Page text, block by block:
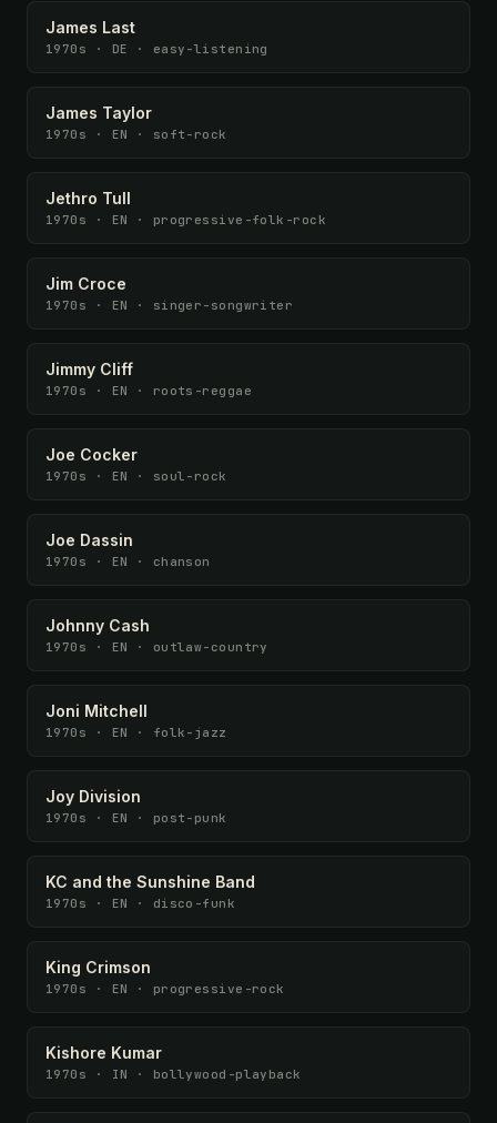
James Last
1970s · DE · easy-listening
James Taylor
1970s · EN · soft-rock
Jethro Tull
1970s · EN · progressive-folk-rock
Jim Croce
1970s · EN · singer-songwriter
Jimmy Cliff
1970s · EN · roots-reggae
Joe Cocker
1970s · EN · soul-rock
Joe Dassin
1970s · EN · chanson
Johnny Cash
1970s · EN · outlaw-country
Joni Mitchell
1970s · EN · folk-jazz
Joy Division
1970s · EN · post-punk
KC and the Sunshine Band
1970s · EN · disco-funk
King Crimson
1970s · EN · progressive-rock
Kishore Kumar
1970s · IN · bollywood-playback